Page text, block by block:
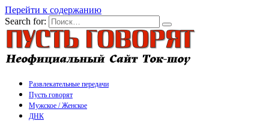
Перейти к содержанию
Search for:
Развлекательные передачи
Пусть говорят
Мужское / Женское
ДНК